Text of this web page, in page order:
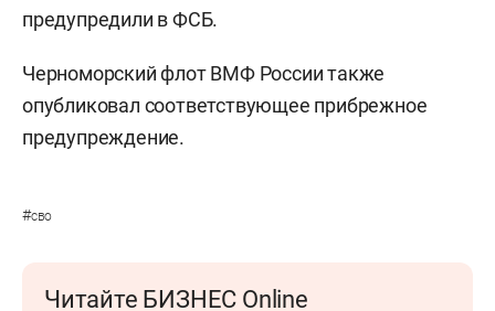
предупредили в ФСБ.
Черноморский флот ВМФ России также
опубликовал соответствующее прибрежное
предупреждение.
#сво
Читайте БИЗНЕС Online